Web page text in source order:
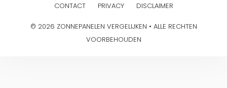
CONTACT PRIVACY DISCLAIMER
© 2026 ZONNEPANELEN VERGELIJKEN • ALLE RECHTEN
VOORBEHOUDEN